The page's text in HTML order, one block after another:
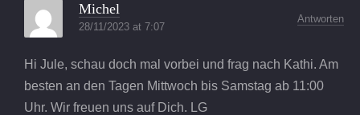
Michel
28/11/2023 at 7:07
Antworten
Hi Jule, schau doch mal vorbei und frag nach Kathi. Am
besten an den Tagen Mittwoch bis Samstag ab 11:00
Uhr. Wir freuen uns auf Dich. LG